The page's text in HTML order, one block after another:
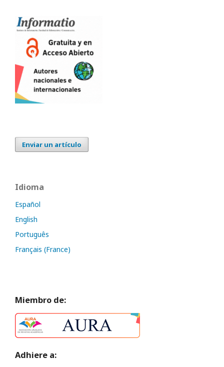
Enviar un artículo
Idioma
Español
English
Português
Français (France)
Miembro de:
Adhiere a: